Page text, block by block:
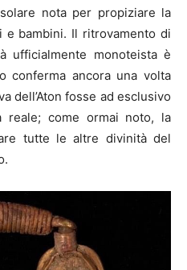
nota per propiziare la
bambini. Il ritrovamento di
ufficialmente monoteista è
conferma ancora una volta
dell’Aton fosse ad esclusivo
reale; come ormai noto, la
tutte le altre divinità del